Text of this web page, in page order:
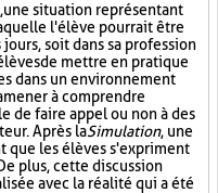
une situation représentant
l'élève pourrait être
soit dans sa profession
de mettre en pratique
dans un environnement
à comprendre
de faire appel ou non à des
Après laSimulation, une
que les élèves s'expriment
plus, cette discussion
avec la réalité qui a été